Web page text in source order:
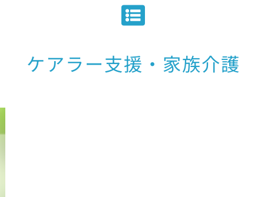
ケアラー支援・家族介護